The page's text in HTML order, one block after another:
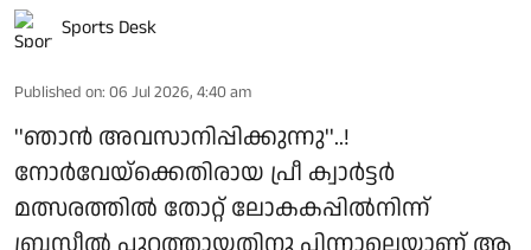
Sports Desk
Published on: 06 Jul 2026, 4:40 am
''ഞാൻ അവസാനിപ്പിക്കുന്നു''..!
നോർവേയ്‌ക്കെതിരായ പ്രീ ക്വാർട്ടർ
മത്സരത്തിൽ തോറ്റ് ലോകകപ്പിൽനിന്ന്